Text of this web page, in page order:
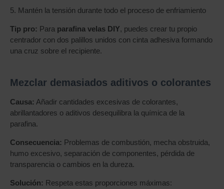
5. Mantén la tensión durante todo el proceso de enfriamiento
Tip pro: Para parafina velas DIY, puedes crear tu propio
centrador con dos palillos unidos con cinta adhesiva formando
una cruz sobre el recipiente.
Mezclar demasiados aditivos o colorantes
Causa: Añadir cantidades excesivas de colorantes,
abrillantadores o aditivos desequilibra la química de la
parafina.
Consecuencia: Problemas de combustión, mecha obstruida,
humo excesivo, separación de componentes, pérdida de
transparencia o cambios en la dureza.
Solución: Respeta estas proporciones máximas: